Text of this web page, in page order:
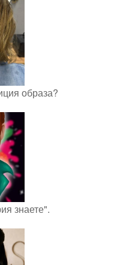
образа?
знаете".